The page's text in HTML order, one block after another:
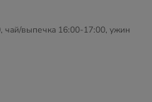
чай/выпечка 16:00-17:00, ужин